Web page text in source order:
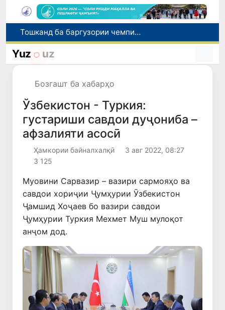
Тошканд ба баргузории чемпионати Осиё оид ба вазнабардорӣ омодагӣ мебинад
Шаҳрвандони Ӯзбекистон метавонанд дар доираи барномаи H-2A ба корҳои мавсимии кишоварзӣ дар ИМА сафарбар шаванд
Yuz uz
Бозгашт ба хабарҳо
Ўзбекистон - Туркия:
густариши савдои дуҷониба –
афзалияти асосӣ
Ҳамкории байналхалқӣ
3 авг 2022, 08:27
3 125
Муовини Сарвазир – вазири сармояҳо ва
савдои хориҷии Ҷумҳурии Ӯзбекистон
Ҷамшид Хоҷаев бо вазири савдои
Ҷумҳурии Туркия Мехмет Муш мулоқот
анҷом дод.